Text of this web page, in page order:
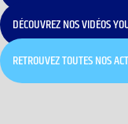
DÉCOUVREZ NOS VIDÉOS
RETROUVEZ TOUTES NOS